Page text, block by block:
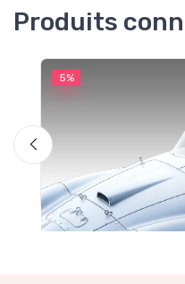
Produits
5%